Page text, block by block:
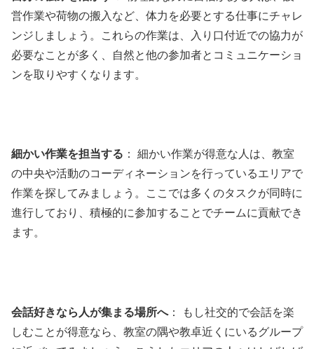
営作業や荷物の搬入など、体力を必要とする仕事にチャレ
ンジしましょう。これらの作業は、入り口付近での協力が
必要なことが多く、自然と他の参加者とコミュニケーショ
ンを取りやすくなります。
細かい作業を担当する ： 細かい作業が得意な人は、教室
の中央や活動のコーディネーションを行っているエリアで
作業を探してみましょう。ここでは多くのタスクが同時に
進行しており、積極的に参加することでチームに貢献でき
ます。
会話好きなら人が集まる場所へ： もし社交的で会話を楽
しむことが得意なら、教室の隅や教卓近くにいるグループ